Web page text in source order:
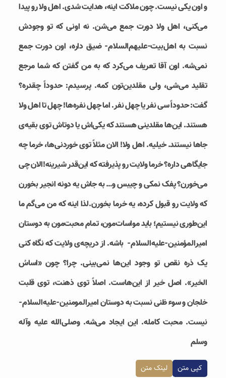
و اون یکی نیست. چون ملاکت اینه، هدایت شدی. اهل ولا رو پیدا
می‌کنی، اهل ولا دورت جمع می‌شن. نه اونی که تو وجودش
نسبت به اهل‌بیت-علیهم‌السلام- ضیق داره، اون دورت جمع
نمی‌شه. اون آقا تعریف می‌کرد که به من گفتن که شما مرجع
تقلید می‌شی، ولی مقلدین‌تون کمه. پرسیدم: حدوداً چقدره؟
گفت: حدوداً سی نفر یا چهل نفر. اما چهل نفره‌ها! چهل تا اهل ولا
هستند. این‌ها مقلدینی هستند که یکی‌اش یا دوتاش توی بقیه‌ی
جاها نیستند. خیلیه. اهل ولا! الان مثلاً توی خوردنی‌ها، خرما چه
جایگاهی داره؟ خرما ولایت رو پذیرفته که این‌قدر شیرینه!الان چی
می‌خورن؟ پفک نمکی و چیبس و… به جاش یه دونه انجیر بخورن
که ولایت رو قبول کرده، یه خرما بخورن.لذا اینه که من می‌گم ما
این‌طوری نیستیم؛ باید مواسات‌مون، تمام محبت‌مون به دوستان
امیرالمؤمنین-علیه‌السلام- باشه. از دریچه‌ی ولایت که نگاه کنی
یک ذره نقص تو وجود این‌ها نمی‌بینی. چرا؟ چون «اساسُ
الخیر». اصل خیر از این‌هاست. اصلاً توی ذهنت، توی قلبت
خلجان و سوء ظنی نسبت به دوستان امیرالمومنین-علیه‌السلام-
نیست. محبت کامله. این ایجاد می‌شه. وصلی‌الله علیه وآله
وسلم
کپی متن لینک متن